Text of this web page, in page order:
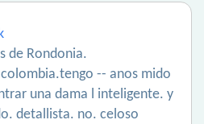
de Rondonia.
-- anos mido
una dama l inteligente. y
detallista. no. celoso